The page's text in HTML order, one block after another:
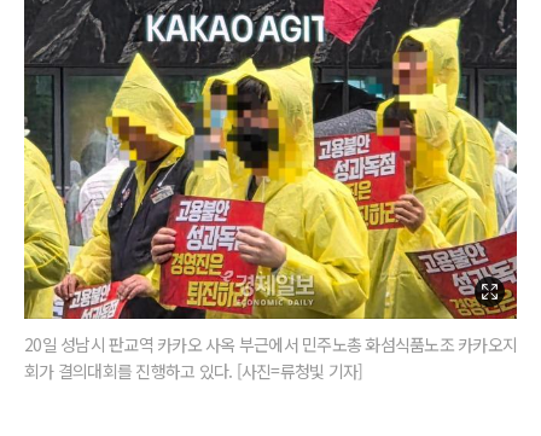
20일 성남시 판교역 카카오 사옥 부근에서 민주노총 화섬식품노조 카카오지
회가 결의대회를 진행하고 있다. [사진=류청빛 기자]